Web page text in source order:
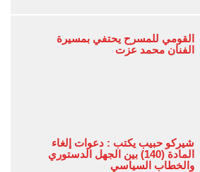
القومي للمسرح يحتفي بمسيرة
الفنان محمد عزت
شيركو حبيب يكتب : دعوات إلغاء
المادة (140) بين الجهل الدستوري
والخطاب السياسي